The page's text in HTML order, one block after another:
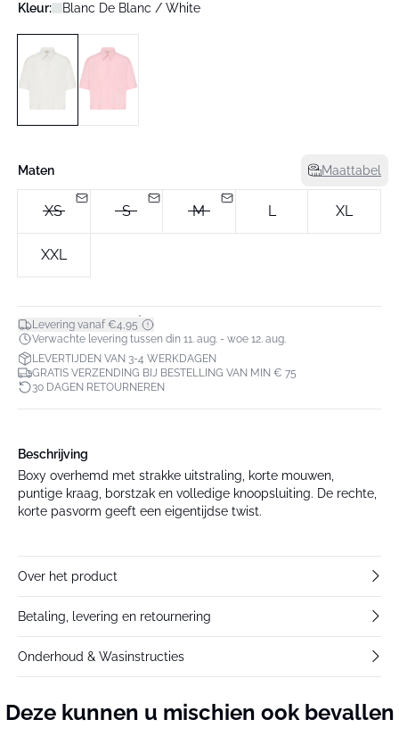
Kleur: Blanc De Blanc / White
Maten Maattabel
XS S M L XL
XXL
Levering vanaf €4,95*
Verwachte levering tussen din 11. aug. - woe 12. aug.
LEVERTIJDEN VAN 3-4 WERKDAGEN
GRATIS VERZENDING BIJ BESTELLING VAN MIN € 75
30 DAGEN RETOURNEREN
Beschrijving
Boxy overhemd met strakke uitstraling, korte mouwen,
puntige kraag, borstzak en volledige knoopsluiting. De rechte,
korte pasvorm geeft een eigentijdse twist.
Over het product
Betaling, levering en retournering
Onderhoud & Wasinstructies
Deze kunnen u mischien ook bevallen